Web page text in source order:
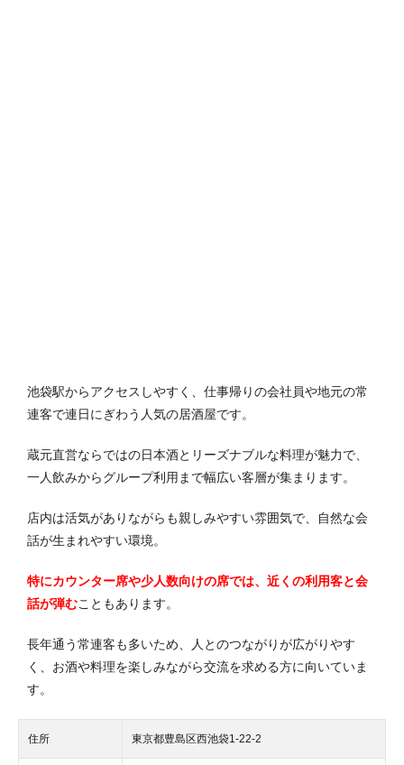
池袋駅からアクセスしやすく、仕事帰りの会社員や地元の常
連客で連日にぎわう人気の居酒屋です。
蔵元直営ならではの日本酒とリーズナブルな料理が魅力で、
一人飲みからグループ利用まで幅広い客層が集まります。
店内は活気がありながらも親しみやすい雰囲気で、自然な会
話が生まれやすい環境。
特にカウンター席や少人数向けの席では、近くの利用客と会
話が弾むこともあります。
長年通う常連客も多いため、人とのつながりが広がりやす
く、お酒や料理を楽しみながら交流を求める方に向いていま
す。
住所 東京都豊島区西池袋1-22-2